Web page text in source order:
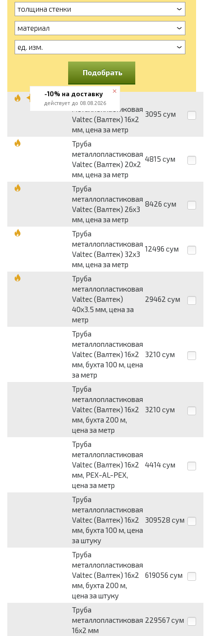
толщина стенки
материал
ед. изм.
Подобрать
Труба
металлопластиковая
Valtec (Валтек) 16x2
мм, цена за метр
3095 сум
Труба
металлопластиковая
Valtec (Валтек) 20x2
мм, цена за метр
4815 сум
Труба
металлопластиковая
Valtec (Валтек) 26x3
мм, цена за метр
8426 сум
Труба
металлопластиковая
Valtec (Валтек) 32x3
мм, цена за метр
12496 сум
Труба
металлопластиковая
Valtec (Валтек)
40x3.5 мм, цена за
метр
29462 сум
Труба
металлопластиковая
Valtec (Валтек) 16x2
мм, бухта 100 м, цена
за метр
3210 сум
Труба
металлопластиковая
Valtec (Валтек) 16x2
мм, бухта 200 м,
цена за метр
3210 сум
Труба
металлопластиковая
Valtec (Валтек) 16x2
мм, PEX-AL-PEX,
цена за метр
4414 сум
Труба
металлопластиковая
Valtec (Валтек) 16x2
мм, бухта 100 м, цена
за штуку
309528 сум
Труба
металлопластиковая
Valtec (Валтек) 16x2
мм, бухта 200 м,
цена за штуку
619056 сум
Труба
металлопластиковая
16x2 мм
229567 сум
-10% на доставку
действует до 08.08.2026